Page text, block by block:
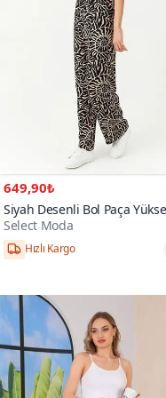
649,90₺
Siyah Desenli Bol Paça
Bel Pantolon
Select Moda
Hızlı Kargo